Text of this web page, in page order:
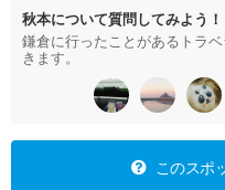
秋本について質問してみよう！
鎌倉に行ったことがあるトラ
きます。
このスポ